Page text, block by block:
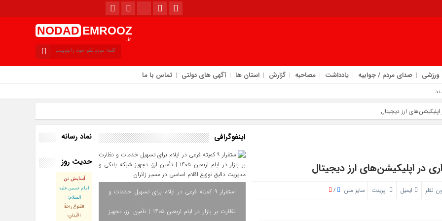
NODAD EMROOZ
.ir
ورزشی صدای مردم / جوابیه یادداشت مصاحبه گزارش استان ها آگهی های دولتی تماس با ما
به مرز مهران
دهلران
امروز : جمعه / ۱۶ مرداد / ۱۴۰۵
ارز دیجیتال
در اپلیکیشن‌های ارز دیجیتال
نظر ایمیل پرینت سایز متن /
اینفوگرافی
استقرار ۹ کمیته فرعی در ایلام برای تسهیل خدمات و
نظارت بر بازار در ایام اربعین ۱۴۰۵ | تأمین ارز، تجهیز
نماد رسانه
حدیث روز
آسایش تن
امام حسین علیه
السلام:
القُنوعُ راحَةُ
الأبدانِ؛